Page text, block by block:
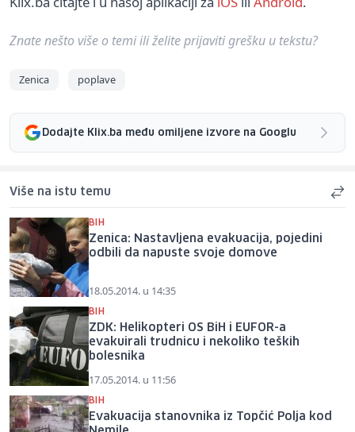
Znate nešto više o temi ili želite prijaviti grešku u tekstu?
Zenica poplave
Dodajte Klix.ba među omiljene izvore na Googlu
Više na istu temu
BIH
Zenica: Nastavljena evakuacija, pojedini
odbili da napuste svoje domove
18.05.2014. u 14:35
BIH
ZDK: Helikopteri OS BiH i EUFOR-a
evakuirali trudnicu i nekoliko teških
bolesnika
17.05.2014. u 11:56
BIH
Evakuacija stanovnika iz Topčić Polja kod